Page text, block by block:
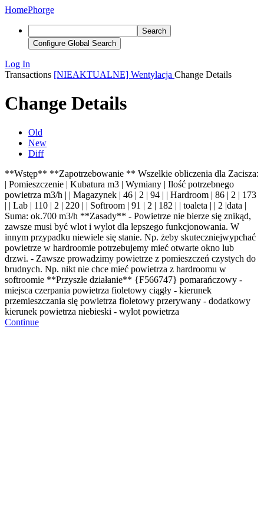
HomePhorge
Search
Configure Global Search
Log In
Transactions [NIEAKTUALNE] Wentylacja Change Details
Change Details
Old
New
Diff
**Wstęp** **Zapotrzebowanie ** Wszelkie obliczenia dla Zacisza:
| Pomieszczenie | Kubatura m3 | Wymiany | Ilość potrzebnego
powietrza m3/h | | Magazynek | 46 | 2 | 94 | | Hardroom | 86 | 2 | 173
| | Lab | 110 | 2 | 220 | | Softroom | 91 | 2 | 182 | | toaleta | | 2 |data |
Suma: ok.700 m3/h **Zasady** - Powietrze nie bierze się znikąd,
zawsze musi być wlot i wylot dla lepszego funkcjonowania. W
innym przypadku niewiele się stanie. Np. żeby skuteczniejwypchać
powietrze w hardroomie potrzebujemy mieć otwarte okno lub
drzwi. - Zawsze prowadzimy powietrze z pomieszczeń czystych do
brudnych. Np. nikt nie chce mieć powietrza z hardroomu w
softroomie **Przyszłe działanie** {F566747} pomarańczowy -
miejsca czerpania powietrza fioletowy ciągły - kierunek
przemieszczania się powietrza fioletowy przerywany - dodatkowy
kierunek powietrza niebieski - wylot powietrza
Continue